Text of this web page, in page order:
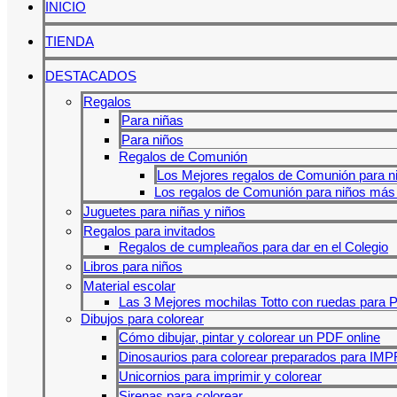
INICIO
TIENDA
DESTACADOS
Regalos
Para niñas
Para niños
Regalos de Comunión
Los Mejores regalos de Comunión para
Los regalos de Comunión para niños
Juguetes para niñas y niños
Regalos para invitados
Regalos de cumpleaños para dar en el Colegio
Libros para niños
Material escolar
Las 3 Mejores mochilas Totto con ruedas para
Dibujos para colorear
Cómo dibujar, pintar y colorear un PDF online
Dinosaurios para colorear preparados para
Unicornios para imprimir y colorear